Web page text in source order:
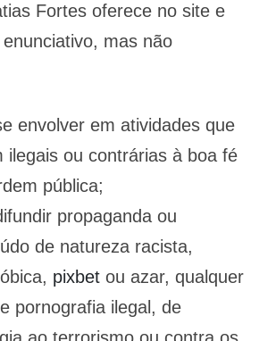
Fortes oferece no site e
mas não
envolver em atividades que
ilegais ou contrárias à boa fé
pública;
propaganda ou
de natureza racista,
pixbet ou azar, qualquer
pornografia ilegal, de